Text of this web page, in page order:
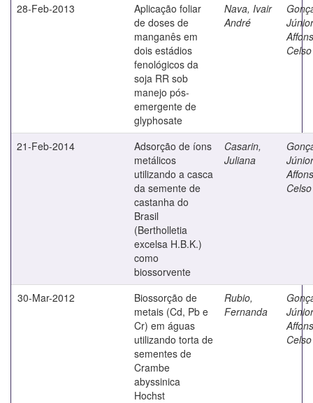
28-Feb-2013
Aplicação foliar
de doses de
manganês em
dois estádios
fenológicos da
soja RR sob
manejo pós-
emergente de
glyphosate
Nava, Ivair
André
Celso
21-Feb-2014
Adsorção de íons
metálicos
utilizando a casca
da semente de
castanha do
Brasil
(Bertholletia
excelsa H.B.K.)
como
biossorvente
Casarin,
Juliana
Celso
30-Mar-2012
Biossorção de
metais (Cd, Pb e
Cr) em águas
utilizando torta de
sementes de
Crambe
abyssinica
Hochst
Rubio,
Fernanda
Celso